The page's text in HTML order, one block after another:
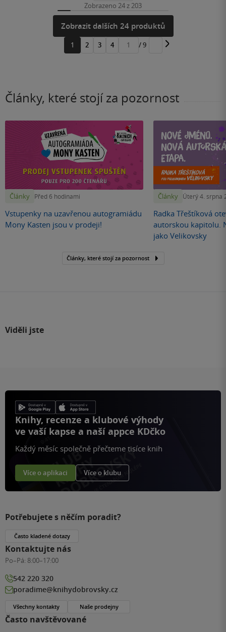
Zobrazeno 24 z 203
Zobrazit dalších 24 produktů
1 2 3 4
Přejít
/ 9
Články, které stojí za pozornost
Články Před 6 hodinami
Vstupenky na uzavřenou autogramiádu
Mony Kasten jsou v prodeji!
Články Úterý 4. srpna
Radka Třeštíková
autorskou kapitolu.
jako Velikovsky
Články, které stojí za pozornost
Viděli jste
Knihy, recenze a klubové výhody
ve vaší kapse a naší appce KDčko
Každý měsíc společně přečteme tisíce knih
Více o aplikaci Více o klubu
Často navštěvované
Potřebujete s něčím poradit?
Často kladené dotazy
Kontaktujte nás
Po–Pá: 8:00–17:00
542 220 320
poradime@knihydobrovsky.cz
Všechny kontakty Naše prodejny